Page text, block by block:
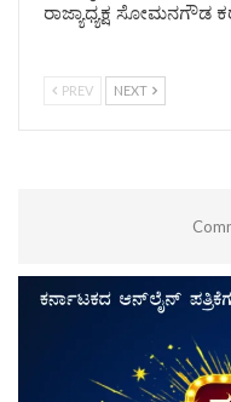
ರಾಜ್ಯಾಧ್ಯಕ್ಷ ಸೋಮನಗೌಡ
PREV NEXT